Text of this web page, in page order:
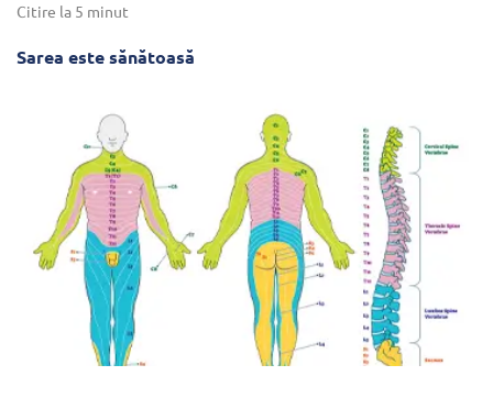
Citire la 5 minut
Sarea este sănătoasă